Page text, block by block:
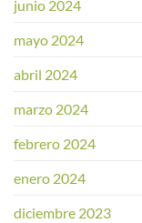
junio 2024
mayo 2024
abril 2024
marzo 2024
febrero 2024
enero 2024
diciembre 2023